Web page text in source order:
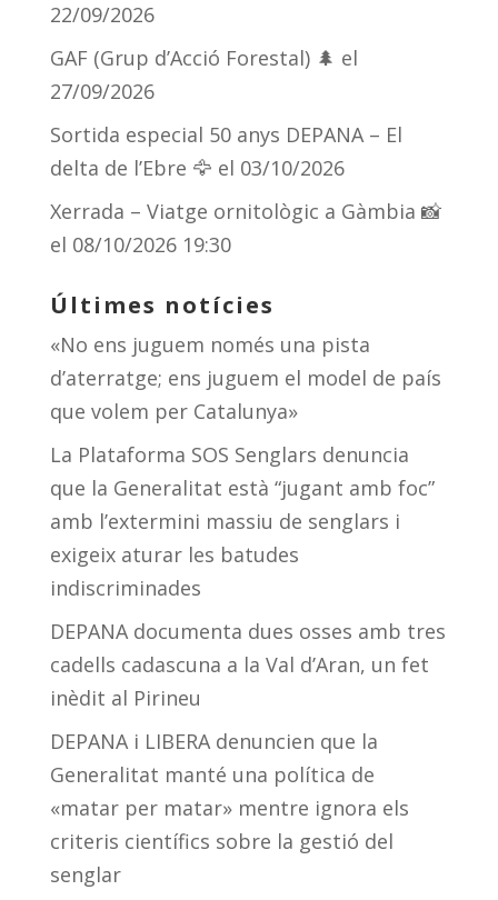
22/09/2026
GAF (Grup d’Acció Forestal) 🌲 el
27/09/2026
Sortida especial 50 anys DEPANA – El
delta de l’Ebre 🦅 el 03/10/2026
Xerrada – Viatge ornitològic a Gàmbia 📸
el 08/10/2026 19:30
Últimes notícies
«No ens juguem només una pista
d’aterratge; ens juguem el model de país
que volem per Catalunya»
La Plataforma SOS Senglars denuncia
que la Generalitat està “jugant amb foc”
amb l’extermini massiu de senglars i
exigeix aturar les batudes
indiscriminades
DEPANA documenta dues osses amb tres
cadells cadascuna a la Val d’Aran, un fet
inèdit al Pirineu
DEPANA i LIBERA denuncien que la
Generalitat manté una política de
«matar per matar» mentre ignora els
criteris científics sobre la gestió del
senglar